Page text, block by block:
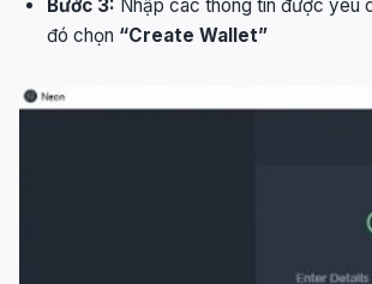
Bước 3: Nhập các thông tin được yêu
đó chọn “Create Wallet”